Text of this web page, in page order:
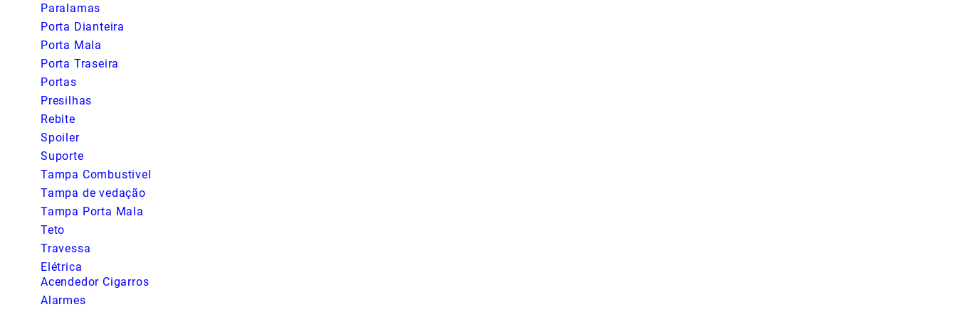
Paralamas
Porta Dianteira
Porta Mala
Porta Traseira
Portas
Presilhas
Rebite
Spoiler
Suporte
Tampa Combustivel
Tampa de vedação
Tampa Porta Mala
Teto
Travessa
Elétrica
Acendedor Cigarros
Alarmes